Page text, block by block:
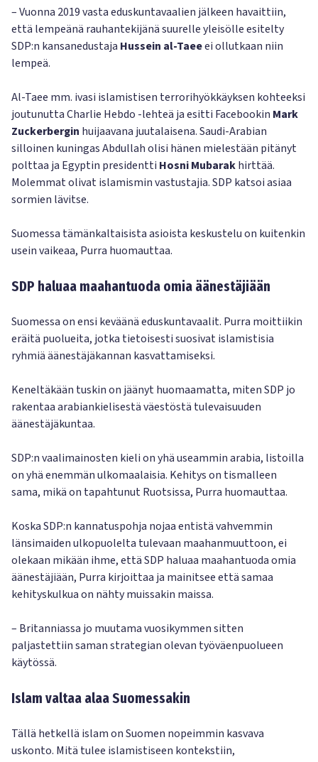
– Vuonna 2019 vasta eduskuntavaalien jälkeen havaittiin,
että lempeänä rauhantekijänä suurelle yleisölle esitelty
SDP:n kansanedustaja Hussein al-Taeeei ollutkaan niin
lempeä.
Al-Taee mm. ivasi islamistisen terrorihyökkäyksen kohteeksi
joutunutta Charlie Hebdo -lehteä ja esitti Facebookin Mark
Zuckerbergin huijaavana juutalaisena. Saudi-Arabian
silloinen kuningas Abdullah olisi hänen mielestään pitänyt
polttaa ja Egyptin presidentti Hosni Mubarakhirttää.
Molemmat olivat islamismin vastustajia. SDP katsoi asiaa
sormien lävitse.
Suomessa tämänkaltaisista asioista keskustelu on kuitenkin
usein vaikeaa, Purra huomauttaa.
SDP haluaa maahantuoda omia äänestäjiään
Suomessa on ensi keväänä eduskuntavaalit. Purra moittiikin
eräitä puolueita, jotka tietoisesti suosivat islamistisia
ryhmiä äänestäjäkannan kasvattamiseksi.
Keneltäkään tuskin on jäänyt huomaamatta, miten SDP jo
rakentaa arabiankielisestä väestöstä tulevaisuuden
äänestäjäkuntaa.
SDP:n vaalimainosten kieli on yhä useammin arabia, listoilla
on yhä enemmän ulkomaalaisia. Kehitys on tismalleen
sama, mikä on tapahtunut Ruotsissa, Purra huomauttaa.
Koska SDP:n kannatuspohja nojaa entistä vahvemmin
länsimaiden ulkopuolelta tulevaan maahanmuuttoon, ei
olekaan mikään ihme, että SDP haluaa maahantuoda omia
äänestäjiään, Purra kirjoittaa ja mainitsee että samaa
kehityskulkua on nähty muissakin maissa.
– Britanniassa jo muutama vuosikymmen sitten
paljastettiin saman strategian olevan työväenpuolueen
käytössä.
Islam valtaa alaa Suomessakin
Tällä hetkellä islam on Suomen nopeimmin kasvava
uskonto. Mitä tulee islamistiseen kontekstiin,